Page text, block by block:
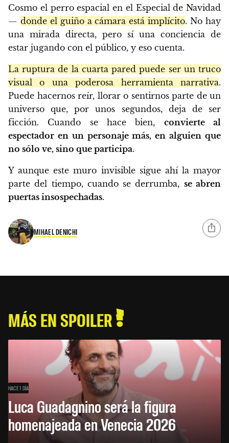
Cosmo el perro espacial en el Especial de Navidad
— donde el guiño a cámara está implícito. No hay
una mirada directa, pero sí una conciencia de
estar jugando con el público, y eso cuenta.
La ruptura de la cuarta pared puede ser un truco
visual o una poderosa herramienta narrativa.
Puede hacernos reír, llorar o sentirnos parte de un
universo que, por unos segundos, deja de ser
ficción. Cuando se hace bien, convierte al
espectador en un personaje más, en alguien que
no sólo ve, sino que participa.
Y aunque este muro invisible sigue ahí la mayor
parte del tiempo, cuando se derrumba, se abren
puertas insospechadas.
MIHAEL DENICHI
MÁS EN SPOILER
HACE 1 DÍA
Luca Guadagnino será la figura
homenajeada en Venecia 2026